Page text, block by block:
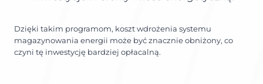
Dzięki takim programom, koszt wdrożenia systemu
magazynowania energii może być znacznie obniżony, co
czyni tę inwestycję bardziej opłacalną.